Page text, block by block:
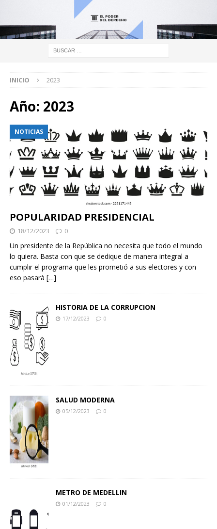
INICIO 2023
Año: 2023
NOTICIAS
POPULARIDAD PRESIDENCIAL
18/12/2023 0
Un presidente de la República no necesita que todo el mundo
lo quiera. Basta con que se dedique de manera integral a
cumplir el programa que les prometió a sus electores y con
eso pasarà […]
HISTORIA DE LA CORRUPCION
17/12/2023 0
SALUD MODERNA
05/12/2023 0
METRO DE MEDELLIN
01/12/2023 0